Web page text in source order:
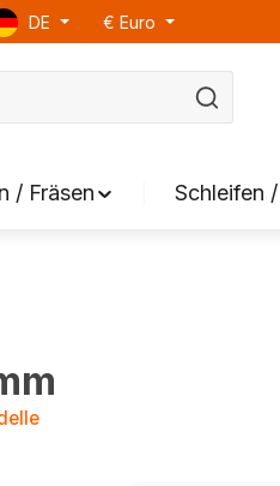
DE € Euro
/ Fräsen Schleifen